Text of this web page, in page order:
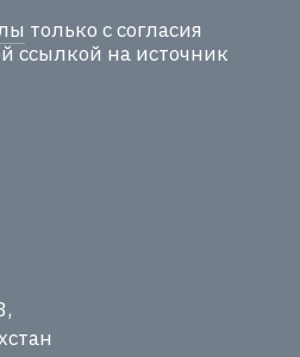
только с согласия
ссылкой на источник